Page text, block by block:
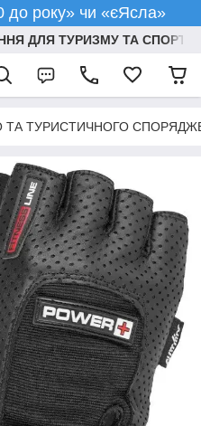
до року» чи «єЯсла»
ДЛЯ ТУРИЗМУ ТА СПОРТУ
ТА ТУРИСТИЧНОГО